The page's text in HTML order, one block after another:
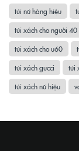
túi nữ hàng hiệu
túi xách cho người 40
túi xách cho u60
túi xách gucci
túi
túi xách nữ hiệu